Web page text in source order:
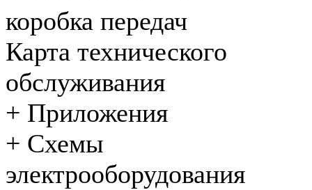
коробка передач
Карта технического
обслуживания
+ Приложения
+ Схемы
электрооборудования